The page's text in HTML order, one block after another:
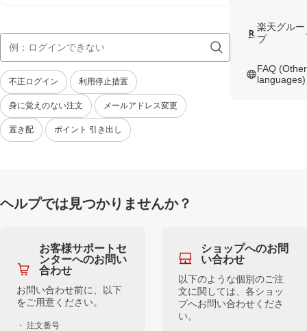
不正ログイン 利用停止措置
身に覚えのない注文 メールアドレス変更
置き配 ポイント 引き出し
楽天グルー
プ
FAQ (Other
languages)
ヘルプでは見つかりませんか？
お客様サポートセ
ンターへのお問い
合わせ
お問い合わせ前に、以下
をご用意ください。
・ 注文番号
ショップへのお問
い合わせ
以下のような個別のご注
文に関しては、各ショッ
プへお問い合わせくださ
い。